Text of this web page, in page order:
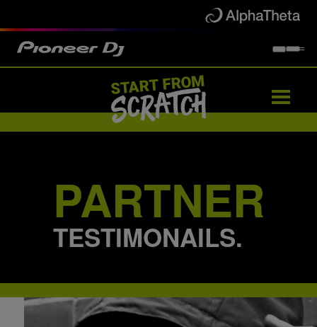
Partner
Teilnehmer
Events
PARTNER
TESTIMONAILS.